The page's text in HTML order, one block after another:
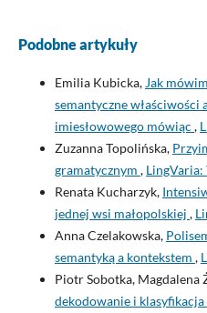
Podobne artykuły
Emilia Kubicka, Jak
semantyczne właściwości
imiesłowowego mówiąc ,
Zuzanna Topolińska,
gramatycznym , LingVaria:
Renata Kucharzyk,
jednej wsi małopolskiej ,
Anna Czelakowska,
semantyką a kontekstem ,
Piotr Sobotka, Magdalena
dekodowanie i